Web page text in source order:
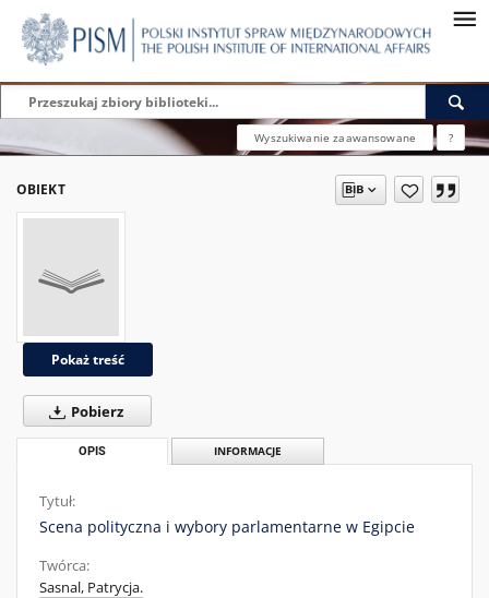
Wyszukiwanie zaawansowane ?
OBIEKT
Pokaż treść
Pobierz
OPIS INFORMACJE
Tytuł:
Scena polityczna i wybory parlamentarne w Egipcie
Twórca:
Sasnal, Patrycja.